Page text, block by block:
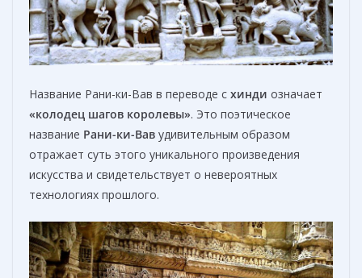
Название Рани-ки-Вав в переводе с хинди означает
«колодец шагов королевы». Это поэтическое
название Рани-ки-Вав удивительным образом
отражает суть этого уникального произведения
искусства и свидетельствует о невероятных
технологиях прошлого.